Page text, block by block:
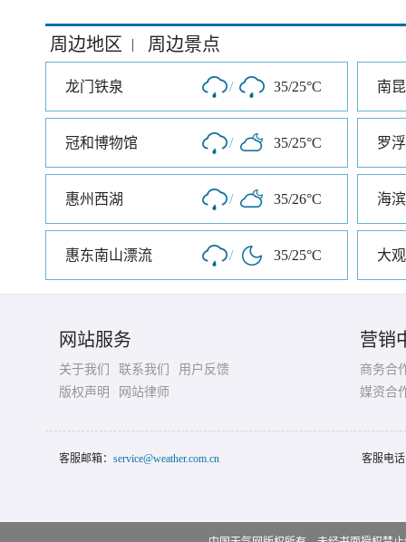
周边地区 | 周边景点
龙门铁泉 / 35/25°C 南
冠和博物馆 / 35/25°C 罗
惠州西湖 / 35/26°C 海
惠东南山漂流 / 35/25°C 大
网站服务
关于我们 联系我们
用户反馈
版权声明
网站律师
营销
商务合
媒资合
客服邮箱： service@weather.com.cn 客服电